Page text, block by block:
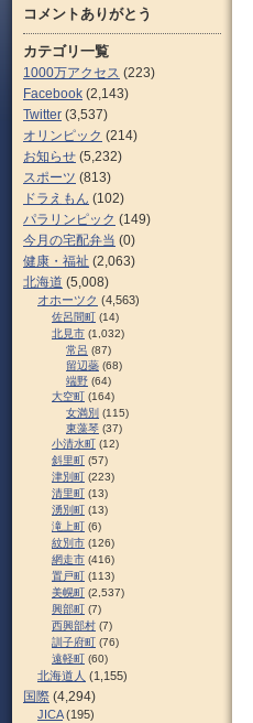
コメントありがとう
カテゴリ一覧
1000万アクセス (223)
Facebook (2,143)
Twitter (3,537)
オリンピック (214)
お知らせ (5,232)
スポーツ (813)
ドラえもん (102)
パラリンピック (149)
今月の宅配弁当 (0)
健康・福祉 (2,063)
北海道 (5,008)
オホーツク (4,563)
佐呂間町 (14)
北見市 (1,032)
常呂 (87)
留辺蘂 (68)
端野 (64)
大空町 (164)
女満別 (115)
東藻琴 (37)
小清水町 (12)
斜里町 (57)
津別町 (223)
清里町 (13)
湧別町 (13)
滝上町 (6)
紋別市 (126)
網走市 (416)
置戸町 (113)
美幌町 (2,537)
興部町 (7)
西興部村 (7)
訓子府町 (76)
遠軽町 (60)
北海道人 (1,155)
国際 (4,294)
JICA(195)